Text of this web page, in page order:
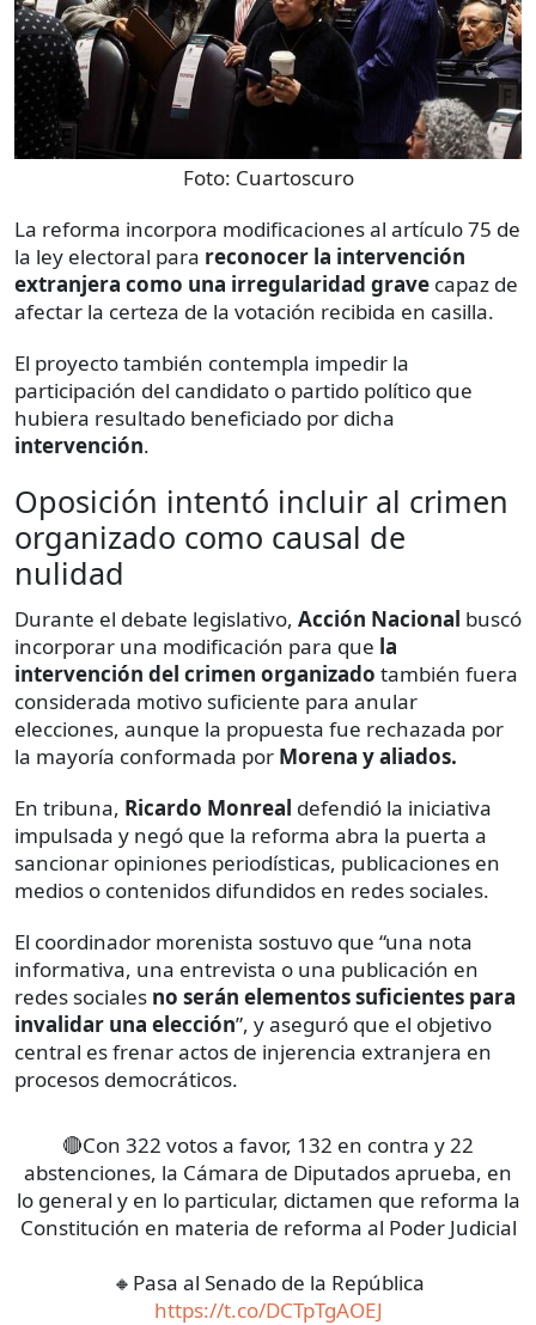
Foto: Cuartoscuro
La reforma incorpora modificaciones al artículo 75 de
la ley electoral para reconocer la intervención
extranjera como una irregularidad grave capaz de
afectar la certeza de la votación recibida en casilla.
El proyecto también contempla impedir la
participación del candidato o partido político que
hubiera resultado beneficiado por dicha
intervención.
Oposición intentó incluir al crimen
organizado como causal de
nulidad
Durante el debate legislativo, Acción Nacional buscó
incorporar una modificación para que la
intervención del crimen organizado también fuera
considerada motivo suficiente para anular
elecciones, aunque la propuesta fue rechazada por
la mayoría conformada por Morena y aliados.
En tribuna, Ricardo Monreal defendió la iniciativa
impulsada y negó que la reforma abra la puerta a
sancionar opiniones periodísticas, publicaciones en
medios o contenidos difundidos en redes sociales.
El coordinador morenista sostuvo que “una nota
informativa, una entrevista o una publicación en
redes sociales no serán elementos suficientes para
invalidar una elección”, y aseguró que el objetivo
central es frenar actos de injerencia extranjera en
procesos democráticos.
🔴Con 322 votos a favor, 132 en contra y 22
abstenciones, la Cámara de Diputados aprueba, en
lo general y en lo particular, dictamen que reforma la
Constitución en materia de reforma al Poder Judicial
🔸Pasa al Senado de la República
https://t.co/DCTpTgAOEJ